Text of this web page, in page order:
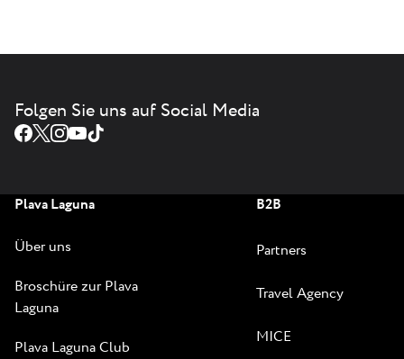
Folgen Sie uns auf Social Media
Plava Laguna
Über uns
Broschüre zur Plava
Laguna
Plava Laguna Club
B2B
Partners
Travel Agency
MICE